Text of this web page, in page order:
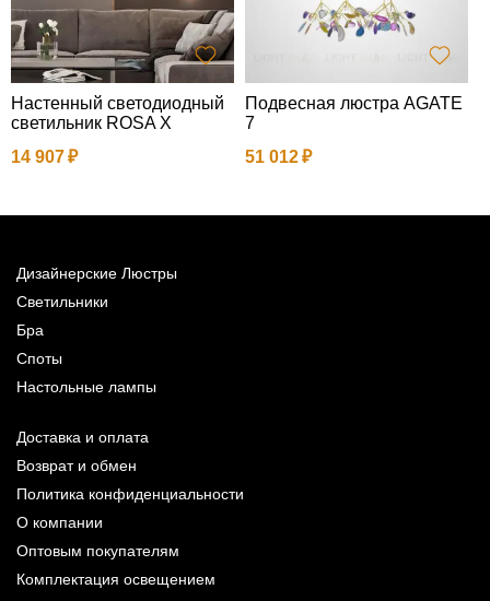
Настенный светодиодный
светильник ROSA X
14 907
Подвесная люстра AGATE
7
51 012
Дизайнерские Люстры
Светильники
Бра
Споты
Настольные лампы
Доставка и оплата
Возврат и обмен
Политика конфиденциальности
О компании
Оптовым покупателям
Комплектация освещением